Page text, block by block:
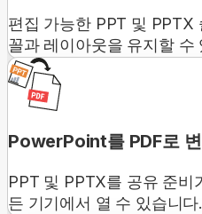
편집 가능한 PPT 및 PPTX
꼴과 레이아웃을 유지할 수
PowerPoint를 PDF로
PPT 및 PPTX를 공유 준비
든 기기에서 열 수 있습니다.